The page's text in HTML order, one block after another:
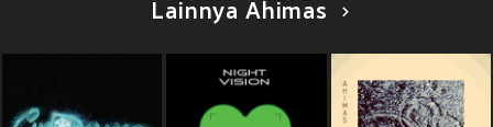
Lainnya Ahimas